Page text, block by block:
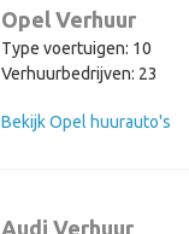
Opel Verhuur
Type voertuigen: 10
Verhuurbedrijven: 23
Bekijk Opel huurauto's
Audi Verhuur